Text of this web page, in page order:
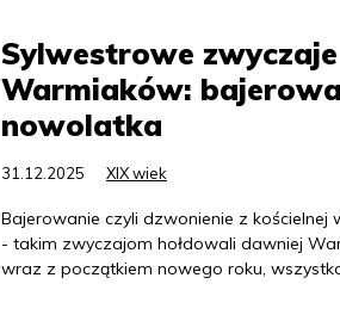
Sylwestrowe
Warmiaków:
nowolatka
31.12.2025 XIX wiek
Bajerowanie czyli dzwonienie z kościelnej
- takim zwyczajom hołdowali dawniej
wraz z początkiem nowego roku,